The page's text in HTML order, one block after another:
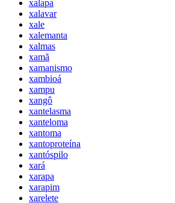
xalapa
xalavar
xale
xalemanta
xalmas
xamã
xamanismo
xambioá
xampu
xangô
xantelasma
xanteloma
xantoma
xantoproteína
xantóspilo
xará
xarapa
xarapim
xarelete